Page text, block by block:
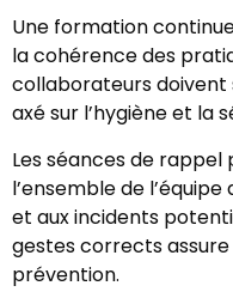
Une formation
la cohérence des
collaborateurs doivent
axé sur l’hygiène et la
Les séances de
l’ensemble de
et aux incidents
gestes corrects
prévention.